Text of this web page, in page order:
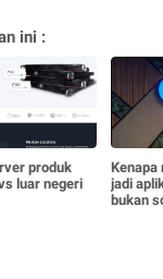
ini :
produk
luar negeri
Kenapa
jadi
bukan